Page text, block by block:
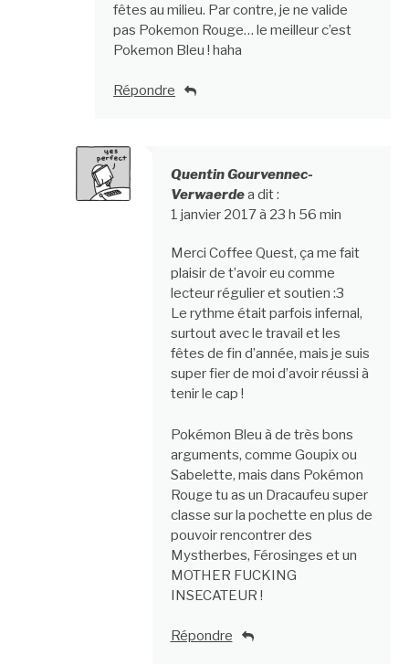
fêtes au milieu. Par contre, je ne valide
pas Pokemon Rouge… le meilleur c’est
Pokemon Bleu ! haha
Répondre
Quentin Gourvennec-
Verwaerdea dit :
1 janvier 2017 à 23 h 56 min
Merci Coffee Quest, ça me fait
plaisir de t’avoir eu comme
lecteur régulier et soutien :3
Le rythme était parfois infernal,
surtout avec le travail et les
fêtes de fin d’année, mais je suis
super fier de moi d’avoir réussi à
tenir le cap !
Pokémon Bleu à de très bons
arguments, comme Goupix ou
Sabelette, mais dans Pokémon
Rouge tu as un Dracaufeu super
classe sur la pochette en plus de
pouvoir rencontrer des
Mystherbes, Férosinges et un
MOTHER FUCKING
INSECATEUR !
Répondre